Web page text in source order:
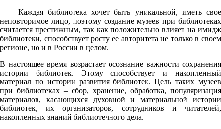
Каждая библиотека хочет быть уникальной, иметь свое
неповторимое лицо, поэтому создание музеев при библиотеках
считается престижным, так как положительно влияет на имидж
библиотеки, способствует росту ее авторитета не только в своем
регионе, но и в России в целом.
В настоящее время возрастает осознание важности сохранения
истории библиотек. Этому способствует и накопленный
материал по истории развития библиотек. Цель таких музеев
при библиотеках – сбор, хранение, обработка, популяризация
материалов, касающихся духовной и материальной истории
библиотек, их организаторов, сотрудников и читателей,
накопленных знаний библиотечного дела.